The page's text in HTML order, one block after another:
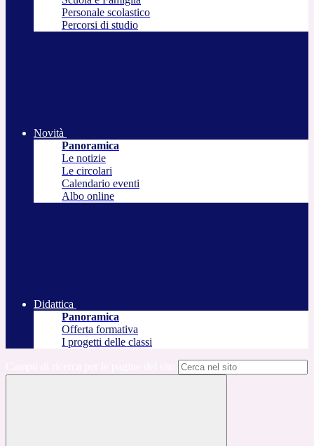
Personale scolastico
Percorsi di studio
Novità
Panoramica
Le notizie
Le circolari
Calendario eventi
Albo online
Didattica
Panoramica
Offerta formativa
I progetti delle classi